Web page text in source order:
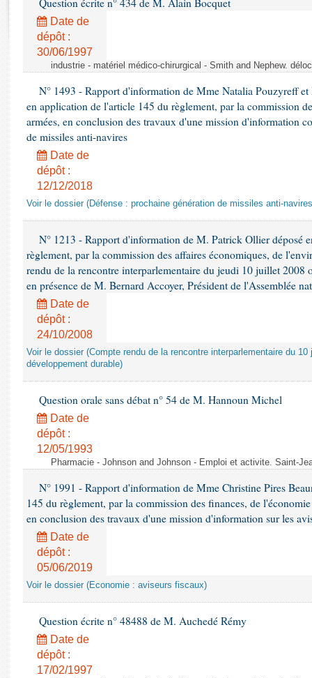
Rapports d'enquête
Rapports législatifs
Rapports sur l'application des lois
Baromètre de l’application des lois
Dossiers législatifs
Budget et sécurité sociale
Questions écrites et orales
Question écrite n° 434 de M. Alain Bocquet
Date de
dépôt :
30/06/1997
industrie - matériel médico-chirurgical - Smith and Nephew.
N° 1493 - Rapport d'information de Mme Natalia Pouzyreff
en application de l'article 145 du règlement, par la commission
armées, en conclusion des travaux d'une mission d'information
de missiles anti-navires
Date de
dépôt :
12/12/2018
Voir le dossier (Défense : prochaine génération de missiles anti-
N° 1213 - Rapport d'information de M. Patrick Ollier déposé
règlement, par la commission des affaires économiques, de
rendu de la rencontre interparlementaire du jeudi 10 juillet 2008
en présence de M. Bernard Accoyer, Président de l'Assemblée
Date de
dépôt :
24/10/2008
Voir le dossier (Compte rendu de la rencontre interparlementaire du
développement durable)
Question orale sans débat n° 54 de M. Hannoun Michel
Date de
dépôt :
12/05/1993
Pharmacie - Johnson and Johnson - Emploi et activite. Saint-
N° 1991 - Rapport d'information de Mme Christine Pires
145 du règlement, par la commission des finances, de
en conclusion des travaux d'une mission d'information sur les
Date de
dépôt :
05/06/2019
Voir le dossier (Economie : aviseurs fiscaux)
Question écrite n° 48488 de M. Auchedé Rémy
Date de
dépôt :
17/02/1997